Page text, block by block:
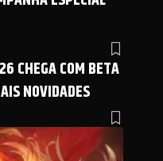
CHEGA COM BETA
NOVIDADES